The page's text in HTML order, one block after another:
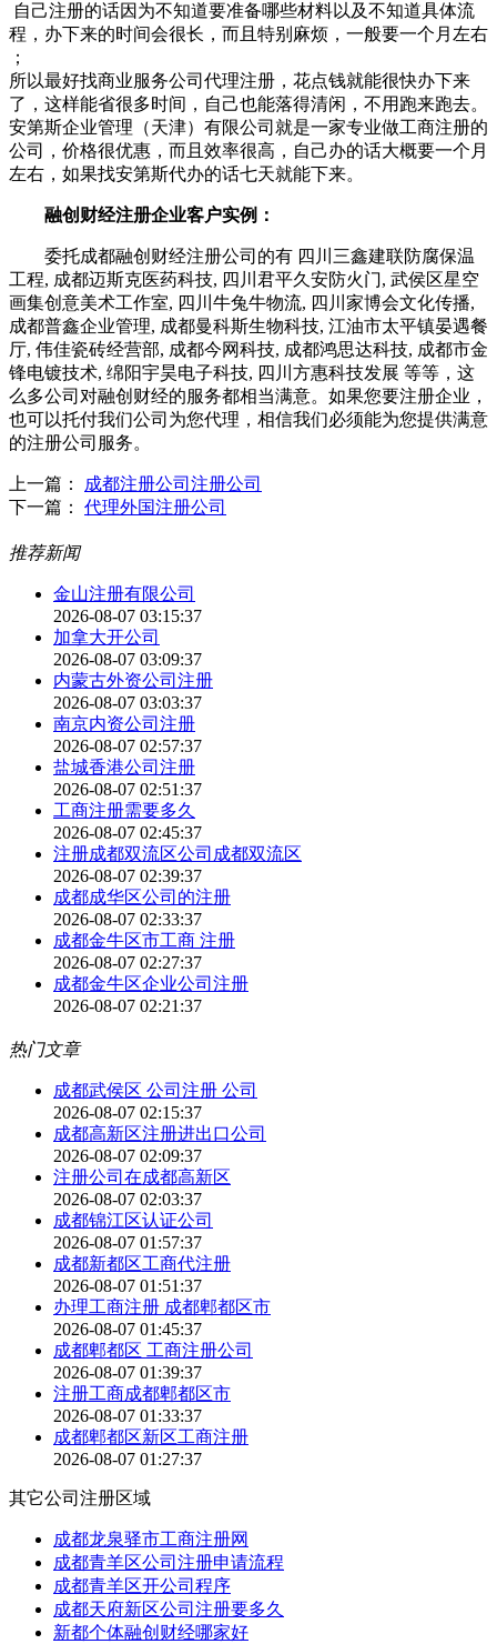
自己注册的话因为不知道要准备哪些材料以及不知道具体流
程，办下来的时间会很长，而且特别麻烦，一般要一个月左右
；
所以最好找商业服务公司代理注册，花点钱就能很快办下来
了，这样能省很多时间，自己也能落得清闲，不用跑来跑去。
安第斯企业管理（天津）有限公司就是一家专业做工商注册的
公司，价格很优惠，而且效率很高，自己办的话大概要一个月
左右，如果找安第斯代办的话七天就能下来。
融创财经注册企业客户实例：
委托成都融创财经注册公司的有 四川三鑫建联防腐保温
工程, 成都迈斯克医药科技, 四川君平久安防火门, 武侯区星空
画集创意美术工作室, 四川牛兔牛物流, 四川家博会文化传播,
成都普鑫企业管理, 成都曼科斯生物科技, 江油市太平镇晏遇餐
厅, 伟佳瓷砖经营部, 成都今网科技, 成都鸿思达科技, 成都市金
锋电镀技术, 绵阳宇昊电子科技, 四川方惠科技发展 等等，这
么多公司对融创财经的服务都相当满意。如果您要注册企业，
也可以托付我们公司为您代理，相信我们必须能为您提供满意
的注册公司服务。
上一篇：
成都注册公司注册公司
下一篇： 代理外国注册公司
推荐新闻
金山注册有限公司
2026-08-07 03:15:37
加拿大开公司
2026-08-07 03:09:37
内蒙古外资公司注册
2026-08-07 03:03:37
南京内资公司注册
2026-08-07 02:57:37
盐城香港公司注册
2026-08-07 02:51:37
工商注册需要多久
2026-08-07 02:45:37
注册成都双流区公司成都双流区
2026-08-07 02:39:37
成都成华区公司的注册
2026-08-07 02:33:37
成都金牛区市工商 注册
2026-08-07 02:27:37
成都金牛区企业公司注册
2026-08-07 02:21:37
热门文章
成都武侯区 公司注册 公司
2026-08-07 02:15:37
成都高新区注册进出口公司
2026-08-07 02:09:37
注册公司在成都高新区
2026-08-07 02:03:37
成都锦江区认证公司
2026-08-07 01:57:37
成都新都区工商代注册
2026-08-07 01:51:37
办理工商注册 成都郫都区市
2026-08-07 01:45:37
成都郫都区 工商注册公司
2026-08-07 01:39:37
注册工商成都郫都区市
2026-08-07 01:33:37
成都郫都区新区工商注册
2026-08-07 01:27:37
其它公司注册区域
成都龙泉驿市工商注册网
成都青羊区公司注册申请流程
成都青羊区开公司程序
成都天府新区公司注册要多久
新都个体融创财经哪家好